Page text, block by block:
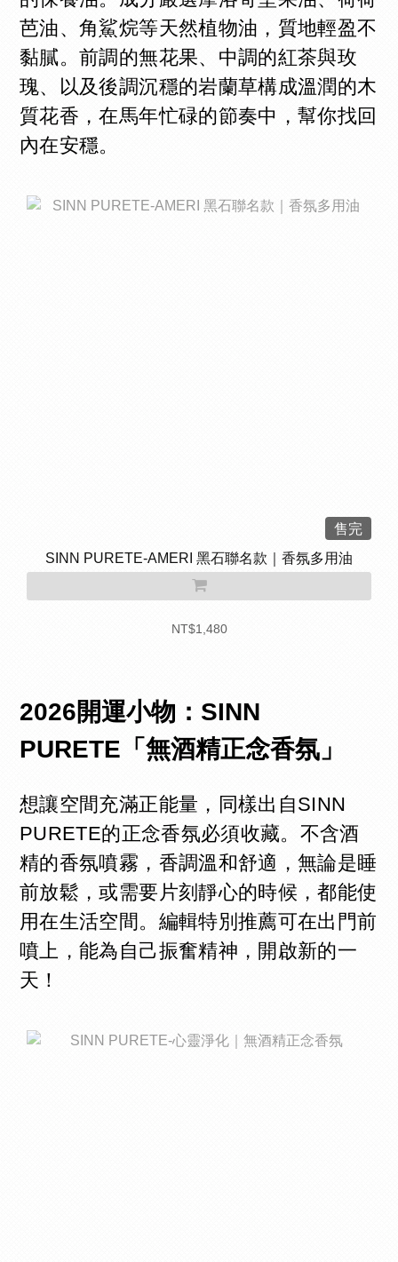
芭油、角鯊烷等天然植物油，質地輕盈不
黏膩。前調的無花果、中調的紅茶與玫
瑰、以及後調沉穩的岩蘭草構成溫潤的木
質花香，在馬年忙碌的節奏中，幫你找回
內在安穩。
售完
SINN PURETE-AMERI 黑石聯名款｜香氛多用油
NT$1,480
2026開運小物：SINN
PURETE「無酒精正念香氛」
想讓空間充滿正能量，同樣出自SINN
PURETE的正念香氛必須收藏。不含酒
精的香氛噴霧，香調溫和舒適，無論是睡
前放鬆，或需要片刻靜心的時候，都能使
用在生活空間。編輯特別推薦可在出門前
噴上，能為自己振奮精神，開啟新的一
天！